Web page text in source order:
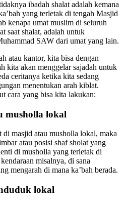
ibadah shalat adalah kemana
yang terletak di tengah Masjid
kenapa umat muslim di seluruh
saat shalat, adalah untuk
SAW dari umat yang lain.
atau kantor, kita bisa dengan
kita akan menggelar sajadah untuk
ceritanya ketika kita sedang
menentukan arah kiblat.
cara yang bisa kita lakukan:
musholla lokal
masjid atau musholla lokal, maka
atau posisi shaf sholat yang
di musholla yang terletak di
misalnya, di sana
mengarah di mana ka’bah berada.
lokal